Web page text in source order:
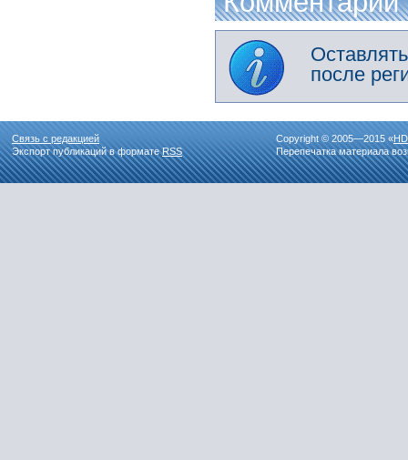
после
Связь с редакцией
Экспорт публикаций в форматеRSS
Copyright © 2005—2015 «
Перепечатка материала